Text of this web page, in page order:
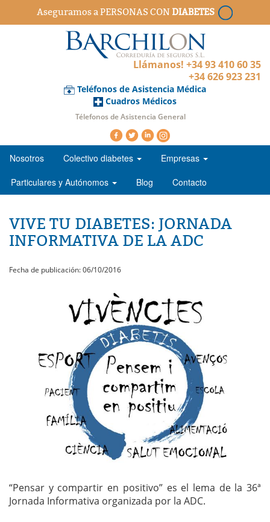
Aseguramos a PERSONAS CON DIABETES
Llámanos! +34 93 410 60 35
+34 626 923 231
Teléfonos de Asistencia Médica
Cuadros Médicos
Télefonos de Asistencia General
Nosotros Colectivo diabetes
Empresas
Particulares y Autónomos
Blog Contacto
VIVE TU DIABETES: JORNADA
INFORMATIVA DE LA ADC
Fecha de publicación: 06/10/2016
“Pensar y compartir en positivo” es el lema de la 36ª
Jornada Informativa organizada por la ADC.